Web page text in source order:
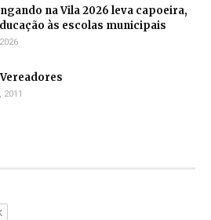
na Vila 2026 leva capoeira,
às escolas municipais